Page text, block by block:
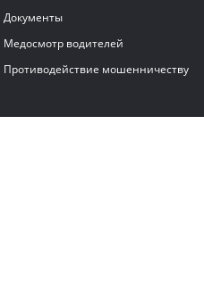
Документы
Медосмотр водителей
Противодействие мошенничеству